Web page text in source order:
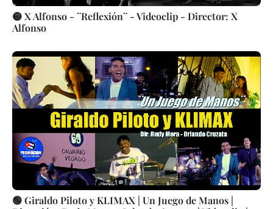
🟡 X Alfonso - ¨Reflexión¨ - Videoclip - Director: X
Alfonso
🟢 Giraldo Piloto y KLIMAX | Un Juego de Manos |